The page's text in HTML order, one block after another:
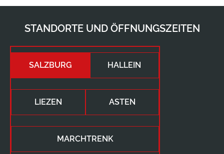
STANDORTE UND ÖFFNUNGSZEITEN
SALZBURG HALLEIN
LIEZEN ASTEN
MARCHTRENK